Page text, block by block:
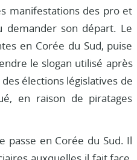
manifestations des pro et
son départ. Le
en Corée du Sud, puise
le slogan utilisé après
élections législatives de
en raison de piratages
passe en Corée du Sud. Il